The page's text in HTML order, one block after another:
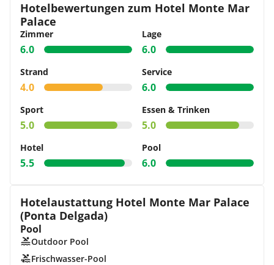
Hotelbewertungen zum Hotel Monte Mar
Palace
Zimmer
6.0
Lage
6.0
Strand
4.0
Service
6.0
Sport
5.0
Essen & Trinken
5.0
Hotel
5.5
Pool
6.0
Hotelaustattung Hotel Monte Mar Palace
(Ponta Delgada)
Pool
Outdoor Pool
Frischwasser-Pool